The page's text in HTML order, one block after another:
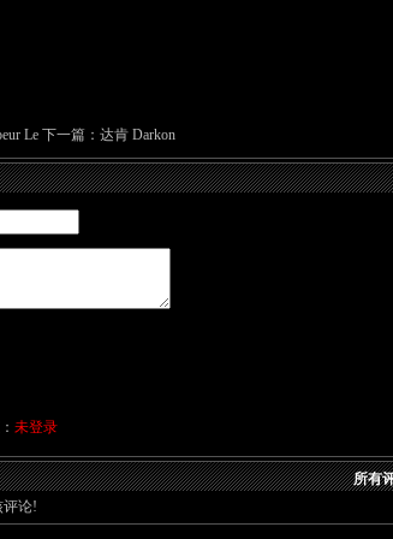
Le下一篇： 达肯 Darkon
未登录
所有
评论!